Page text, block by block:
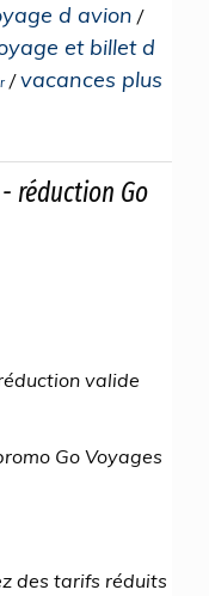
d avion /
et billet d
/vacances plus
réduction Go
valide
Go Voyages
des tarifs réduits